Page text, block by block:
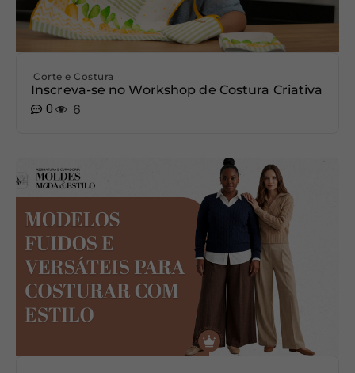
Corte e Costura
Inscreva-se no Workshop de Costura Criativa
0
6